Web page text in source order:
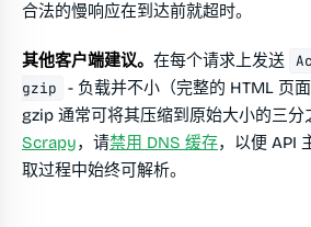
合法的慢响应在到达前就超时。
其他客户端建议。 在每个请求上发送
gzip
- 负载并不小（完整的 HTML 页
gzip 通常可将其压缩到原始大小的三分
Scrapy，请禁用 DNS 缓存，以便 API
取过程中始终可解析。